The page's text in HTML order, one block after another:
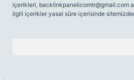
içerikleri, backlinkpanelicomtr@gmail.com
ilgili içerikler yasal süre içerisinde